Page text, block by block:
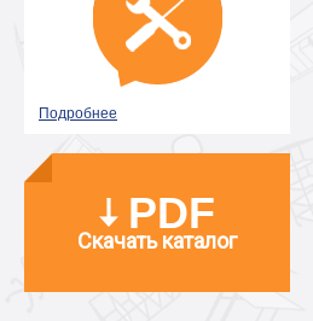
Подробнее
PDF
Скачать каталог